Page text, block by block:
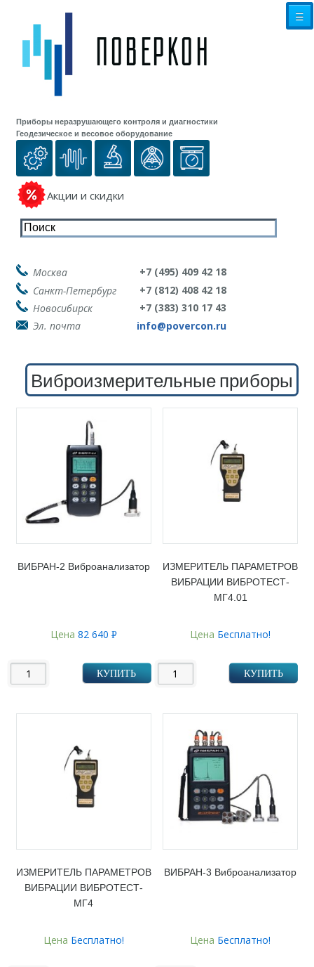
Приборы неразрушающего контроля и диагностики
Геодезическое и весовое оборудование
Акции и скидки
☰
Москва
+7 (495) 409 42 18
Санкт-Петербург
+7 (812) 408 42 18
Новосибирск
+7 (383) 310 17 43
Эл. почта
info@povercon.ru
Виброизмерительные приборы
ВИБРАН-2 Виброанализатор
Цена 82 640 Р
КУПИТЬ
ИЗМЕРИТЕЛЬ ПАРАМЕТРОВ
ВИБРАЦИИ ВИБРОТЕСТ-
МГ4.01
Цена Бесплатно!
КУПИТЬ
ИЗМЕРИТЕЛЬ ПАРАМЕТРОВ
ВИБРАЦИИ ВИБРОТЕСТ-
МГ4
Цена Бесплатно!
ВИБРАН-3 Виброанализатор
Цена Бесплатно!